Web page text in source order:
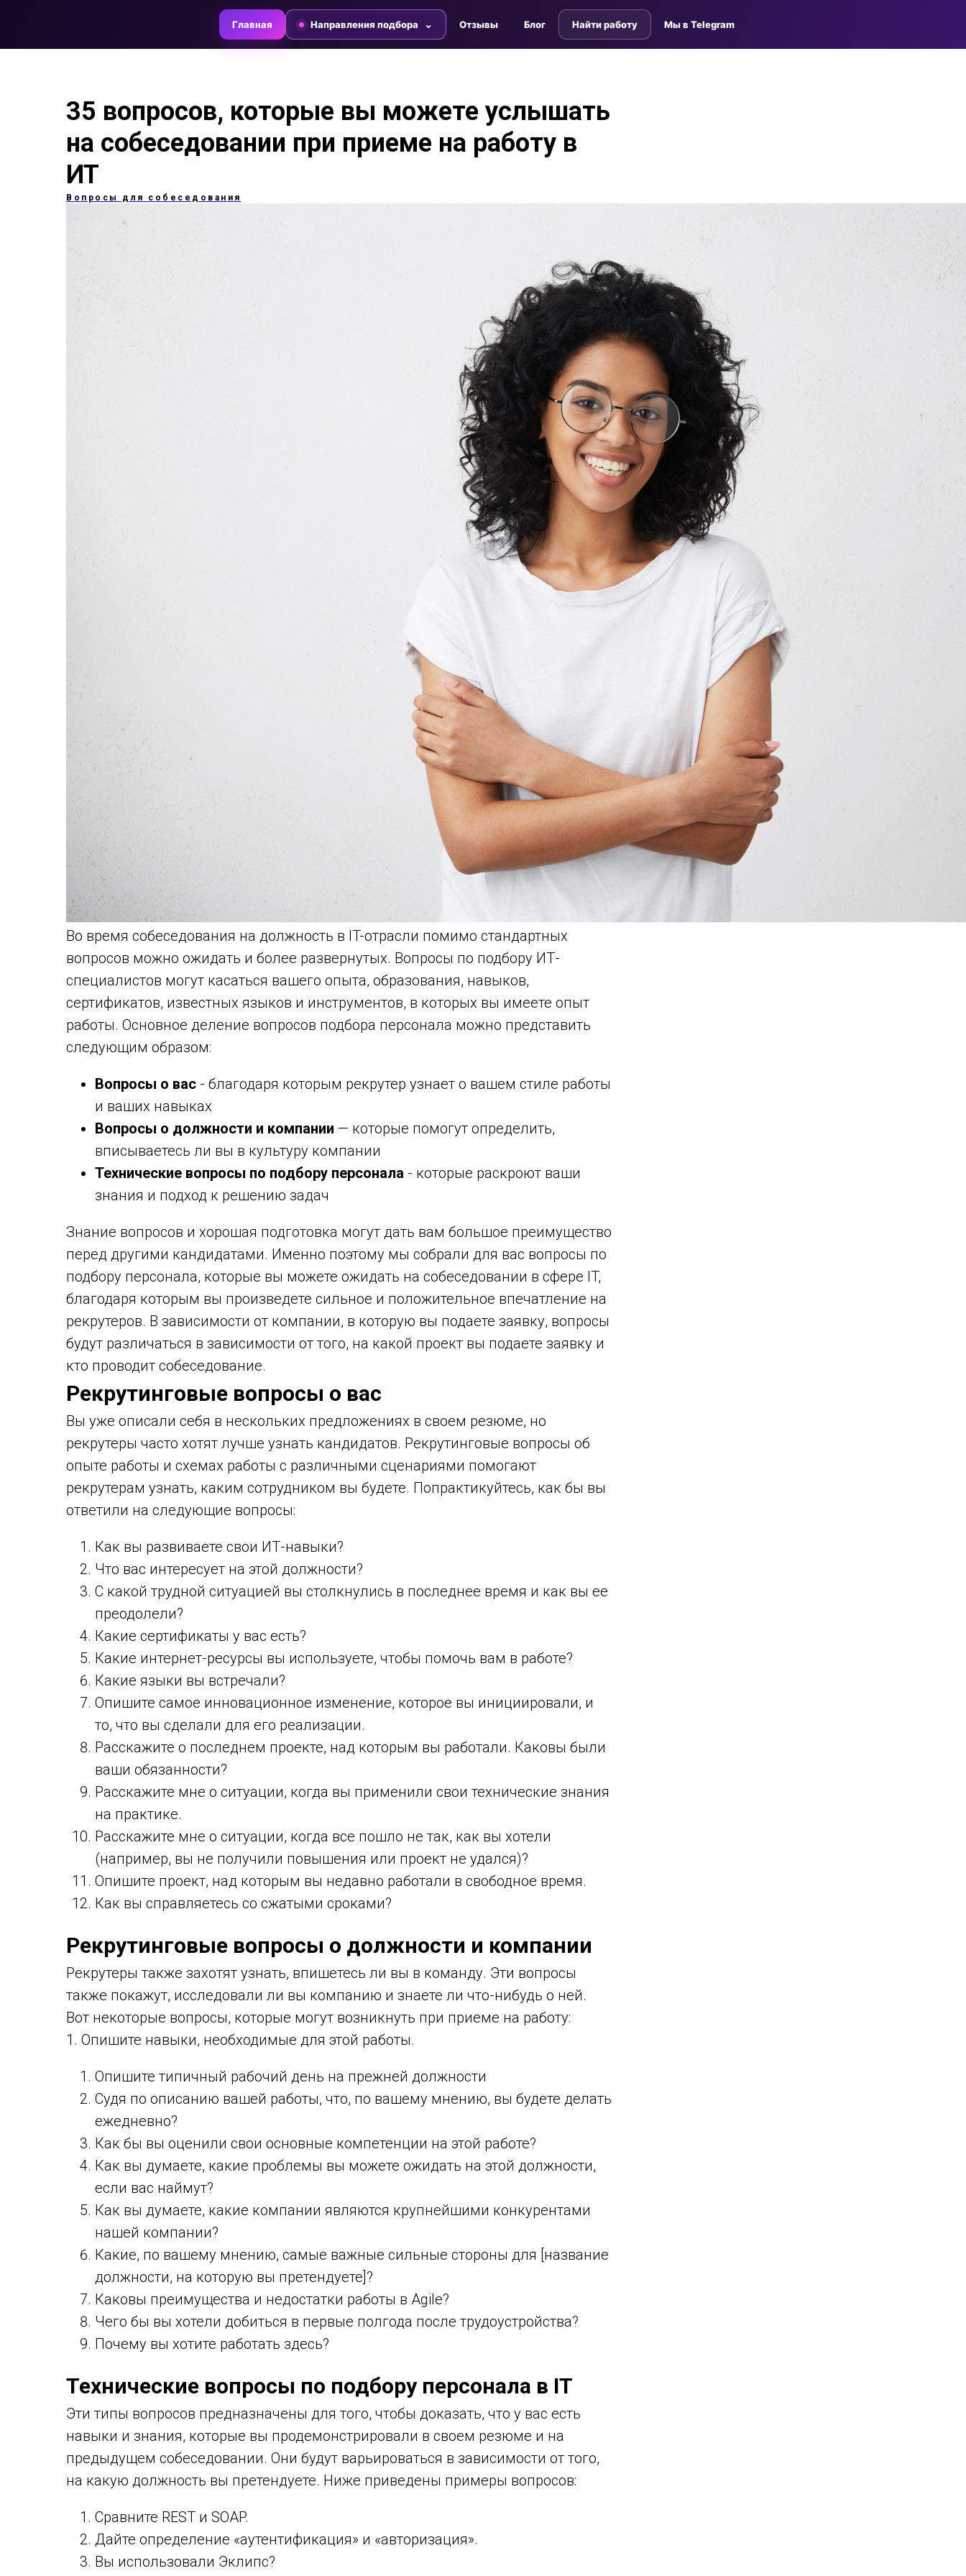
Главная Направления подбора Отзывы Блог Найти работу Мы в Telegram
35 вопросов, которые вы можете услышать
на собеседовании при приеме на работу в
ИТ
Вопросы для собеседования
Во время собеседования на должность в IT-отрасли помимо стандартных
вопросов можно ожидать и более развернутых. Вопросы по подбору ИТ-
специалистов могут касаться вашего опыта, образования, навыков,
сертификатов, известных языков и инструментов, в которых вы имеете опыт
работы. Основное деление вопросов подбора персонала можно представить
следующим образом:
Вопросы о вас - благодаря которым рекрутер узнает о вашем стиле работы
и ваших навыках
Вопросы о должности и компании — которые помогут определить,
вписываетесь ли вы в культуру компании
Технические вопросы по подбору персонала - которые раскроют ваши
знания и подход к решению задач
Знание вопросов и хорошая подготовка могут дать вам большое преимущество
перед другими кандидатами. Именно поэтому мы собрали для вас вопросы по
подбору персонала, которые вы можете ожидать на собеседовании в сфере IT,
благодаря которым вы произведете сильное и положительное впечатление на
рекрутеров. В зависимости от компании, в которую вы подаете заявку, вопросы
будут различаться в зависимости от того, на какой проект вы подаете заявку и
кто проводит собеседование.
Рекрутинговые вопросы о вас
Вы уже описали себя в нескольких предложениях в своем резюме, но
рекрутеры часто хотят лучше узнать кандидатов. Рекрутинговые вопросы об
опыте работы и схемах работы с различными сценариями помогают
рекрутерам узнать, каким сотрудником вы будете. Попрактикуйтесь, как бы вы
ответили на следующие вопросы:
Как вы развиваете свои ИТ-навыки?
Что вас интересует на этой должности?
С какой трудной ситуацией вы столкнулись в последнее время и как вы ее
преодолели?
Какие сертификаты у вас есть?
Какие интернет-ресурсы вы используете, чтобы помочь вам в работе?
Какие языки вы встречали?
Опишите самое инновационное изменение, которое вы инициировали, и
то, что вы сделали для его реализации.
Расскажите о последнем проекте, над которым вы работали. Каковы были
ваши обязанности?
Расскажите мне о ситуации, когда вы применили свои технические знания
на практике.
Расскажите мне о ситуации, когда все пошло не так, как вы хотели
(например, вы не получили повышения или проект не удался)?
Опишите проект, над которым вы недавно работали в свободное время.
Как вы справляетесь со сжатыми сроками?
Рекрутинговые вопросы о должности и компании
Рекрутеры также захотят узнать, впишетесь ли вы в команду. Эти вопросы
также покажут, исследовали ли вы компанию и знаете ли что-нибудь о ней.
Вот некоторые вопросы, которые могут возникнуть при приеме на работу:
1. Опишите навыки, необходимые для этой работы.
Опишите типичный рабочий день на прежней должности
Судя по описанию вашей работы, что, по вашему мнению, вы будете делать
ежедневно?
Как бы вы оценили свои основные компетенции на этой работе?
Как вы думаете, какие проблемы вы можете ожидать на этой должности,
если вас наймут?
Как вы думаете, какие компании являются крупнейшими конкурентами
нашей компании?
Какие, по вашему мнению, самые важные сильные стороны для [название
должности, на которую вы претендуете]?
Каковы преимущества и недостатки работы в Agile?
Чего бы вы хотели добиться в первые полгода после трудоустройства?
Почему вы хотите работать здесь?
Технические вопросы по подбору персонала в IT
Эти типы вопросов предназначены для того, чтобы доказать, что у вас есть
навыки и знания, которые вы продемонстрировали в своем резюме и на
предыдущем собеседовании. Они будут варьироваться в зависимости от того,
на какую должность вы претендуете. Ниже приведены примеры вопросов:
Сравните REST и SOAP.
Дайте определение «аутентификация» и «авторизация».
Вы использовали Эклипс?